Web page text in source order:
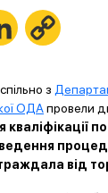
LinkedIn
спільно з
ОДАпровели
від